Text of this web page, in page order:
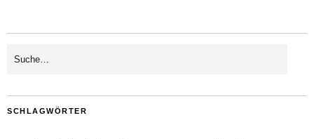
SCHLAGWÖRTER